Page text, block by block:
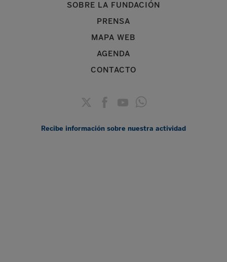
SOBRE LA FUNDACIÓN
PRENSA
MAPA WEB
AGENDA
CONTACTO
Recibe información sobre nuestra actividad